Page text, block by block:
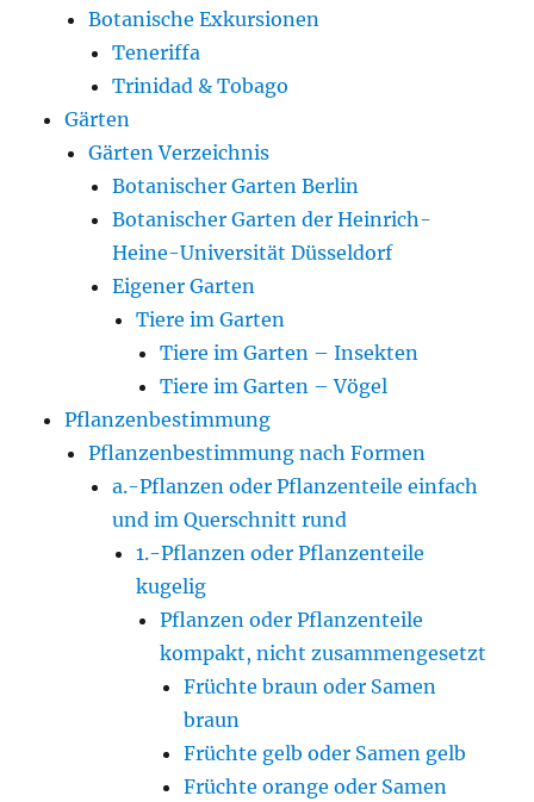
Botanische Exkursionen
Teneriffa
Trinidad & Tobago
Gärten
Gärten Verzeichnis
Botanischer Garten Berlin
Botanischer Garten der Heinrich-
Heine-Universität Düsseldorf
Eigener Garten
Tiere im Garten
Tiere im Garten – Insekten
Tiere im Garten – Vögel
Pflanzenbestimmung
Pflanzenbestimmung nach Formen
a.-Pflanzen oder Pflanzenteile einfach
und im Querschnitt rund
1.-Pflanzen oder Pflanzenteile
kugelig
Pflanzen oder Pflanzenteile
kompakt, nicht zusammengesetzt
Früchte braun oder Samen
braun
Früchte gelb oder Samen gelb
Früchte orange oder Samen